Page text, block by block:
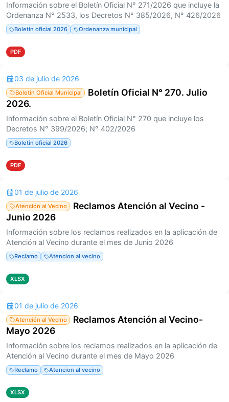
Información sobre el Boletín Oficial N° 271/2026 que incluye la
Ordenanza N° 2533, los Decretos N° 385/2026, N° 426/2026
Boletín oficial 2026 Ordenanza municipal
PDF
03 de julio de 2026
Boletín Oficial Municipal
Boletín Oficial N° 270. Julio
2026.
Información sobre el Boletín Oficial N° 270 que incluye los
Decretos N° 399/2026; N° 402/2026
Boletín oficial 2026
PDF
01 de julio de 2026
Atención al Vecino
Reclamos Atención al Vecino -
Junio 2026
Información sobre los reclamos realizados en la aplicación de
Atención al Vecino durante el mes de Junio 2026
Reclamo Atencion al vecino
XLSX
01 de julio de 2026
Atención al Vecino
Reclamos Atención al Vecino-
Mayo 2026
Información sobre los reclamos realizados en la aplicación de
Atención al Vecino durante el mes de Mayo 2026
Reclamo Atencion al vecino
XLSX